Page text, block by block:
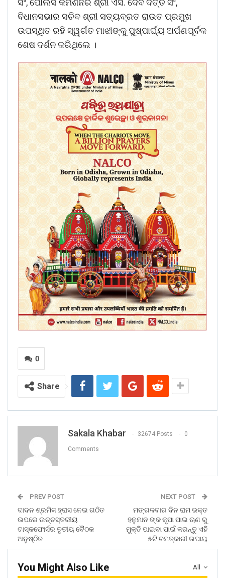
ସିଂ, ପୋଲିସ କମିଶନର ଶ୍ରୀ ଏସ. ଦେବ ଦତ୍ତ ସିଂ,
ବିଧାନସଭାର ସଚିବ ଶ୍ରୀ ସତ୍ୟବ୍ରତ ରାଉତ ପ୍ରମୁଖ
ଉପସ୍ଥିତ ରହି ସ୍ୱର୍ଗତ ମାଝୀଙ୍କୁ ପୁଷ୍ପାର୍ଘ୍ୟ ଅର୍ପଣପୂର୍ବକ
ଶେଷ ଦର୍ଶନ କରିଥିଲେ ।
0
Share
Sakala Khabar 32674 Posts 0
Comments
PREV POST
ଦାଦନ ଶ୍ରମିକ ହ୍ରାସ ନେଇ ଗଠିତ
ଉପରେ ଉଚ୍ଚସ୍ତରୀୟ
ଟାସ୍କଫୋର୍ସର ତୃତୀୟ ବୈଠକ
ଅନୁଷ୍ଠିତ
NEXT POST
ମଙ୍ଗଳବାର ଦିନ ରାମ ଭକ୍ତ
ହନୁମାନ ଙ୍କ କୃପା ପାଇ ଋଣ ରୁ
ମୁକ୍ତି ପାଇବା ପାଇଁ କରନ୍ତୁ ଏହି
୫ଟି ଚମତ୍କାରୀ ଉପାୟ
All
You Might Also Like